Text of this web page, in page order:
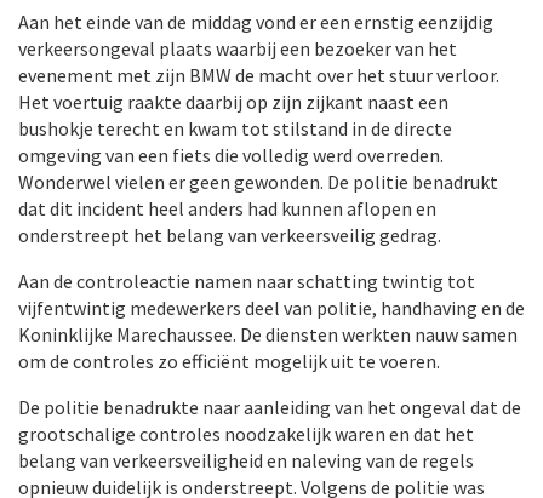
Aan het einde van de middag vond er een ernstig eenzijdig
verkeersongeval plaats waarbij een bezoeker van het
evenement met zijn BMW de macht over het stuur verloor.
Het voertuig raakte daarbij op zijn zijkant naast een
bushokje terecht en kwam tot stilstand in de directe
omgeving van een fiets die volledig werd overreden.
Wonderwel vielen er geen gewonden. De politie benadrukt
dat dit incident heel anders had kunnen aflopen en
onderstreept het belang van verkeersveilig gedrag.
Aan de controleactie namen naar schatting twintig tot
vijfentwintig medewerkers deel van politie, handhaving en de
Koninklijke Marechaussee. De diensten werkten nauw samen
om de controles zo efficiënt mogelijk uit te voeren.
De politie benadrukte naar aanleiding van het ongeval dat de
grootschalige controles noodzakelijk waren en dat het
belang van verkeersveiligheid en naleving van de regels
opnieuw duidelijk is onderstreept. Volgens de politie was